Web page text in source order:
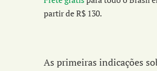
partir de R$ 130.
As primeiras indicações